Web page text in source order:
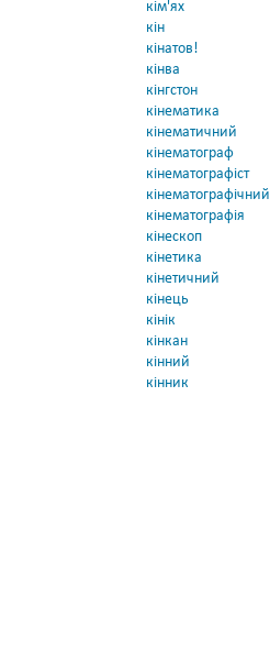
кім'ях
кін
кінатов!
кінва
кінгстон
кінематика
кінематичний
кінематограф
кінематографіст
кінематографічний
кінематографія
кінескоп
кінетика
кінетичний
кінець
кінік
кінкан
кінний
кінник